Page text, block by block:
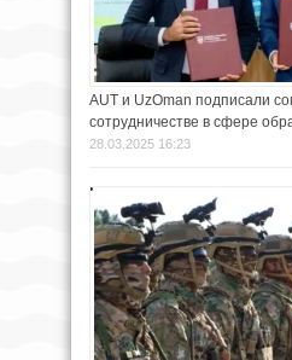
AUT и UzOman подписали
сотрудничестве в сфере
28.03.2025 16:23